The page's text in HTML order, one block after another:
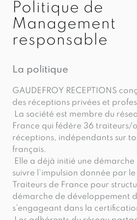
Politique de
Management
responsable
La politique
GAUDEFROY RECEPTIONS
des réceptions privées et
La société est membre du
France qui fédère 36 traiteurs/
réceptions, indépendants sur
français.
Elle a déjà initié une démarche
suivre l’impulsion donnée par
Traiteurs de France pour
démarche de développement
s’engageant dans la